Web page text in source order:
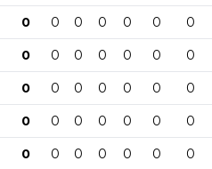
0 0 0 0 0 0 0
0 0 0 0 0 0 0
0 0 0 0 0 0 0
0 0 0 0 0 0 0
0 0 0 0 0 0 0